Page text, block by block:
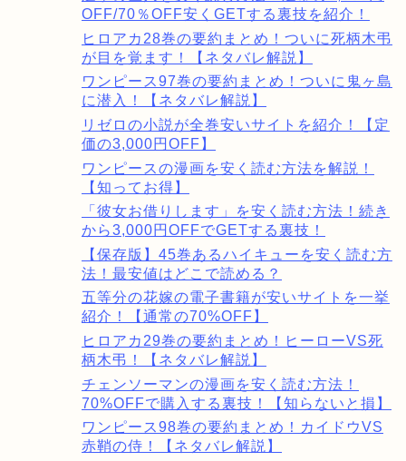
OFF/70％OFF安くGETする裏技を紹介！
ヒロアカ28巻の要約まとめ！ついに死柄木弔
が目を覚ます！【ネタバレ解説】
ワンピース97巻の要約まとめ！ついに鬼ヶ島
に潜入！【ネタバレ解説】
リゼロの小説が全巻安いサイトを紹介！【定
価の3,000円OFF】
ワンピースの漫画を安く読む方法を解説！
【知ってお得】
「彼女お借りします」を安く読む方法！続き
から3,000円OFFでGETする裏技！
【保存版】45巻あるハイキューを安く読む方
法！最安値はどこで読める？
五等分の花嫁の電子書籍が安いサイトを一挙
紹介！【通常の70%OFF】
ヒロアカ29巻の要約まとめ！ヒーローVS死
柄木弔！【ネタバレ解説】
チェンソーマンの漫画を安く読む方法！
70%OFFで購入する裏技！【知らないと損】
ワンピース98巻の要約まとめ！カイドウVS
赤鞘の侍！【ネタバレ解説】